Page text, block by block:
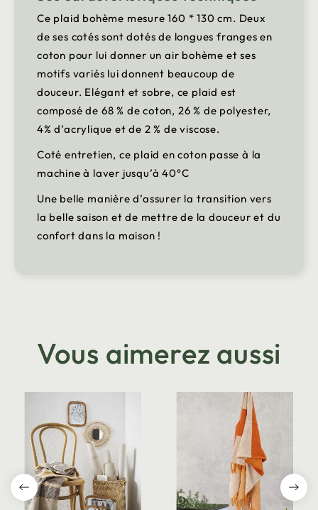
Ce plaid bohème mesure 160 * 130 cm. Deux
de ses cotés sont dotés de longues franges en
coton pour lui donner un air bohème et ses
motifs variés lui donnent beaucoup de
douceur. Elégant et sobre, ce plaid est
composé de 68 % de coton, 26 % de polyester,
4% d’acrylique et de 2 % de viscose.
Coté entretien, ce plaid en coton passe à la
machine à laver jusqu’à 40°C
Une belle manière d’assurer la transition vers
la belle saison et de mettre de la douceur et du
confort dans la maison !
Vous aimerez aussi